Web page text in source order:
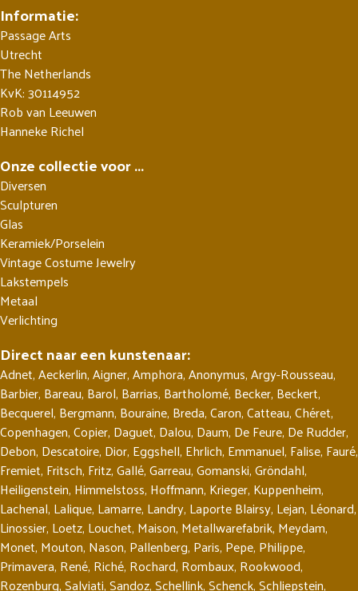
Informatie:
Passage Arts
Utrecht
The Netherlands
KvK: 30114952
Rob van Leeuwen
Hanneke Richel
Onze collectie voor ...
Diversen
Sculpturen
Glas
Keramiek/Porselein
Vintage Costume Jewelry
Lakstempels
Metaal
Verlichting
Direct naar een kunstenaar:
Adnet,Aeckerlin,Aigner,Amphora,Anonymus,Argy-Rousseau,
Barbier, Bareau, Barol, Barrias, Bartholomé, Becker, Beckert,
Becquerel, Bergmann, Bouraine, Breda,Caron,Catteau,Chéret,
Copenhagen,Copier, Daguet, Dalou, Daum, De Feure, De Rudder,
Debon, Descatoire, Dior, Eggshell, Ehrlich, Emmanuel, Falise, Fauré,
Fremiet, Fritsch, Fritz,Gallé,Garreau,Gomanski,Gröndahl,
Heiligenstein, Himmelstoss, Hoffmann, Krieger, Kuppenheim,
Lachenal, Lalique, Lamarre, Landry, Laporte Blairsy, Lejan, Léonard,
Linossier, Loetz, Louchet, Maison, Metallwarefabrik, Meydam,
Monet, Mouton, Nason, Pallenberg, Paris, Pepe, Philippe,
Primavera, René, Riché, Rochard, Rombaux, Rookwood,
Rozenburg,Salviati,Sandoz,Schellink,Schenck,Schliepstein,